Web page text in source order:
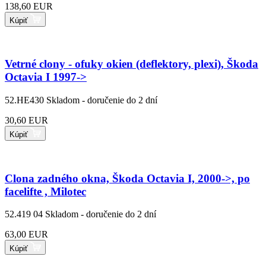
138,60 EUR
Kúpiť
Vetrné clony - ofuky okien (deflektory, plexi), Škoda
Octavia I 1997->
52.HE430 Skladom - doručenie do 2 dní
30,60 EUR
Kúpiť
Clona zadného okna, Škoda Octavia I, 2000->, po
facelifte , Milotec
52.419 04 Skladom - doručenie do 2 dní
63,00 EUR
Kúpiť